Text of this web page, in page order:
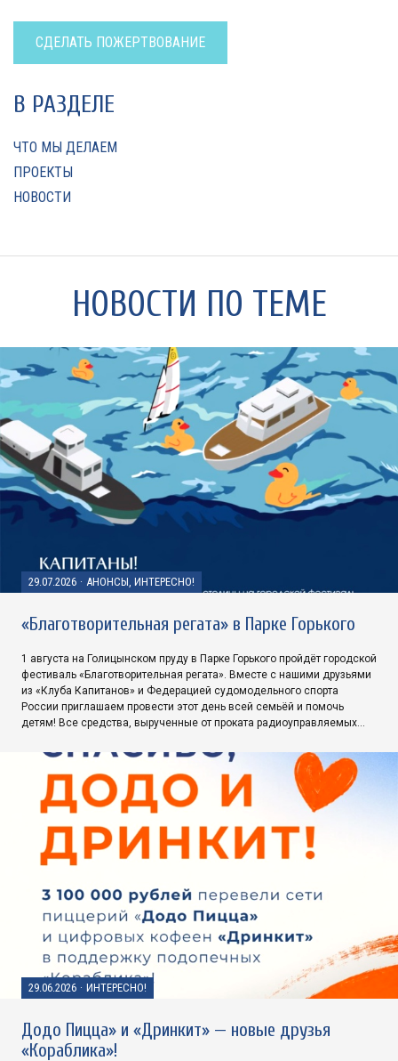
СДЕЛАТЬ ПОЖЕРТВОВАНИЕ
В РАЗДЕЛЕ
ЧТО МЫ ДЕЛАЕМ
ПРОЕКТЫ
НОВОСТИ
НОВОСТИ ПО ТЕМЕ
29.07.2026 · АНОНСЫ, ИНТЕРЕСНО!
«Благотворительная регата» в Парке Горького
1 августа на Голицынском пруду в Парке Горького пройдёт городской
фестиваль «Благотворительная регата». Вместе с нашими друзьями
из «Клуба Капитанов» и Федерацией судомодельного спорта
России приглашаем провести этот день всей семьёй и помочь
детям! Все средства, вырученные от проката радиоуправляемых…
29.06.2026 · ИНТЕРЕСНО!
Додо Пицца» и «Дринкит» — новые друзья
«Кораблика»!